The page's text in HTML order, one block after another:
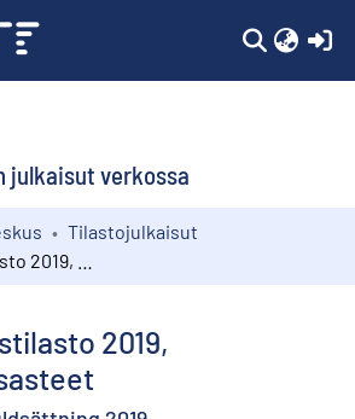
julkaisut verkossa
Tilastojulkaisut
2019,